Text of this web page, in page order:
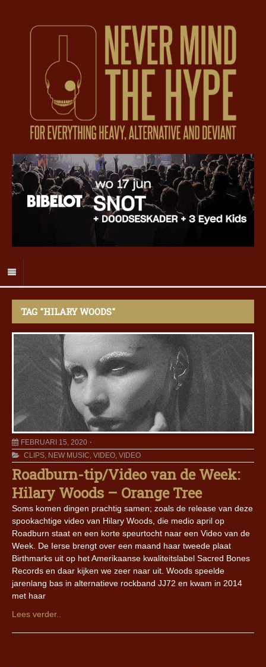
TAG "HILARY WOODS"
FEBRUARI 15, 2020
CLIPS, NEW MUSIC, VIDEO, VIDEO
Roadburn-tip/Video van de Week:
Hilary Woods – Orange Tree
Soms komen dingen prachtig samen; zoals de release van deze
spookachtige video van Hilary Woods, die medio april op
Roadburn staat en een korte speurtocht naar een Video van de
Week. De Ierse brengt over een maand haar tweede plaat
Birthmarks uit op het Amerikaanse kwaliteitslabel Sacred Bones
Records en daar kijken we zeer naar uit. Woods speelde
jarenlang bas in alternatieve rockband JJ72 en kwam in 2014
met haar
Lees verder..